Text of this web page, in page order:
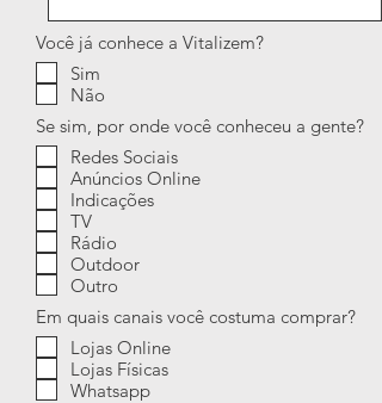
Você já conhece a Vitalizem?
Sim
Não
Se sim, por onde você conheceu a gente?
Redes Sociais
Anúncios Online
Indicações
TV
Rádio
Outdoor
Outro
Em quais canais você costuma comprar?
Lojas Online
Lojas Físicas
Whatsapp